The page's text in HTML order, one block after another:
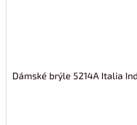
Dámské brýle 5214A Italia